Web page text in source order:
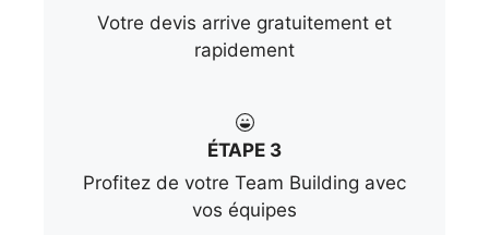
Votre devis arrive gratuitement et
rapidement
ÉTAPE 3
Profitez de votre Team Building avec
vos équipes